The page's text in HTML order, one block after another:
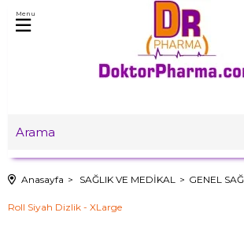
Menu
Anasayfa SAĞLIK VE MEDİKAL GENEL
Roll Siyah Dizlik - XLarge